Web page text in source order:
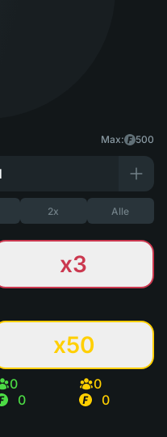
Max: 500
2x Alle
x3
x50
0
0
0
0